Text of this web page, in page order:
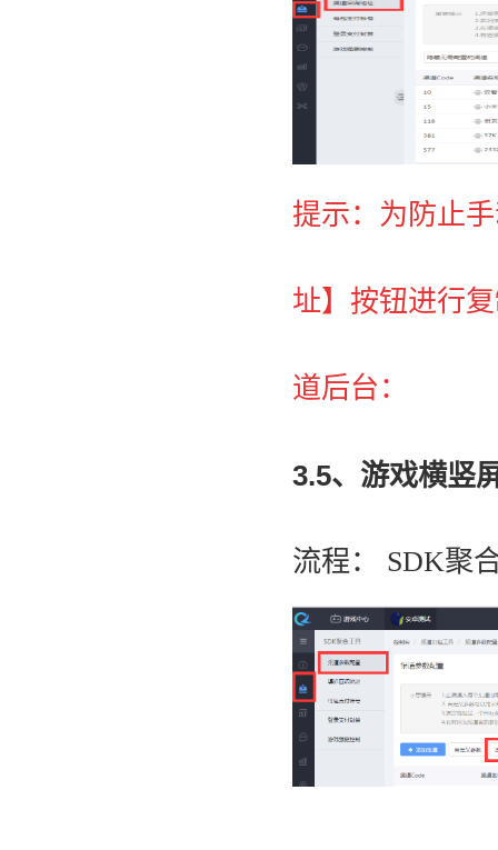
提示： 为防止
址】按钮进行
道后台：
3.5、游戏横竖
流程： SDK聚